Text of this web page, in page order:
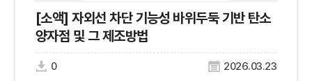
[소액] 자외선 차단 기능성 바위두둑 기반 탄소
양자점 및 그 제조방법
0 2026.03.23